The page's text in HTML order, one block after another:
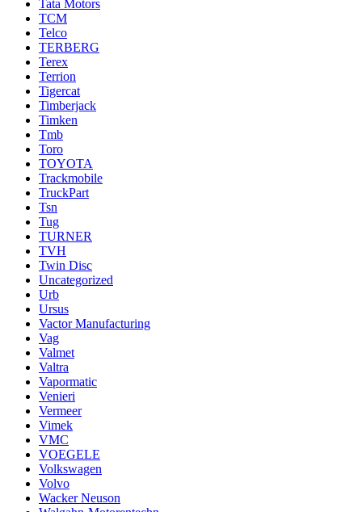
Tata Motors
TCM
Telco
TERBERG
Terex
Terrion
Tigercat
Timberjack
Timken
Tmb
Toro
TOYOTA
Trackmobile
TruckPart
Tsn
Tug
TURNER
TVH
Twin Disc
Uncategorized
Urb
Ursus
Vactor Manufacturing
Vag
Valmet
Valtra
Vapormatic
Venieri
Vermeer
Vimek
VMC
VOEGELE
Volkswagen
Volvo
Wacker Neuson